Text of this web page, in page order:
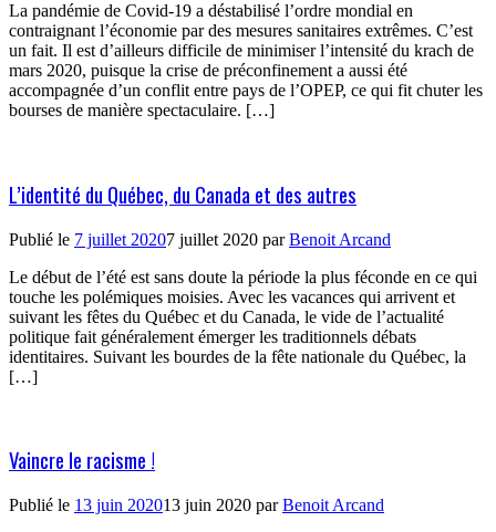
La pandémie de Covid-19 a déstabilisé l’ordre mondial en
contraignant l’économie par des mesures sanitaires extrêmes. C’est
un fait. Il est d’ailleurs difficile de minimiser l’intensité du krach de
mars 2020, puisque la crise de préconfinement a aussi été
accompagnée d’un conflit entre pays de l’OPEP, ce qui fit chuter les
bourses de manière spectaculaire. […]
L’identité du Québec, du Canada et des autres
Publié le 7 juillet 20207 juillet 2020 parBenoit Arcand
Le début de l’été est sans doute la période la plus féconde en ce qui
touche les polémiques moisies. Avec les vacances qui arrivent et
suivant les fêtes du Québec et du Canada, le vide de l’actualité
politique fait généralement émerger les traditionnels débats
identitaires. Suivant les bourdes de la fête nationale du Québec, la
[…]
Vaincre le racisme !
Publié le 13 juin 202013 juin 2020 parBenoit Arcand